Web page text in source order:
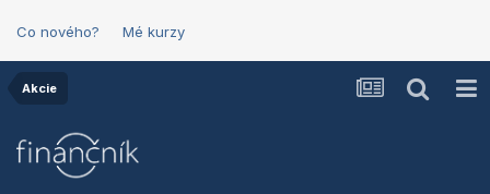
Co nového? Mé kurzy
Akcie